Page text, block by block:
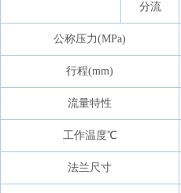
分流
公称压力(MPa)
行程(mm)
流量特性
工作温度℃
法兰尺寸